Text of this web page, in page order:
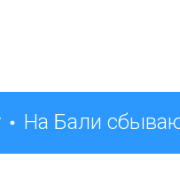
На Бали